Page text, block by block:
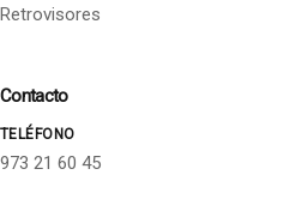
Retrovisores
Contacto
TELÉFONO
973 21 60 45